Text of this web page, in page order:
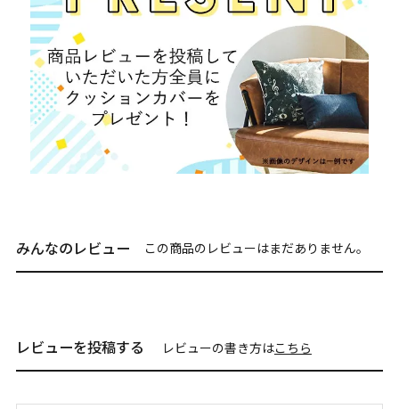
みんなのレビュー この商品のレビューはまだありません。
レビューを投稿する レビューの書き方はこちら